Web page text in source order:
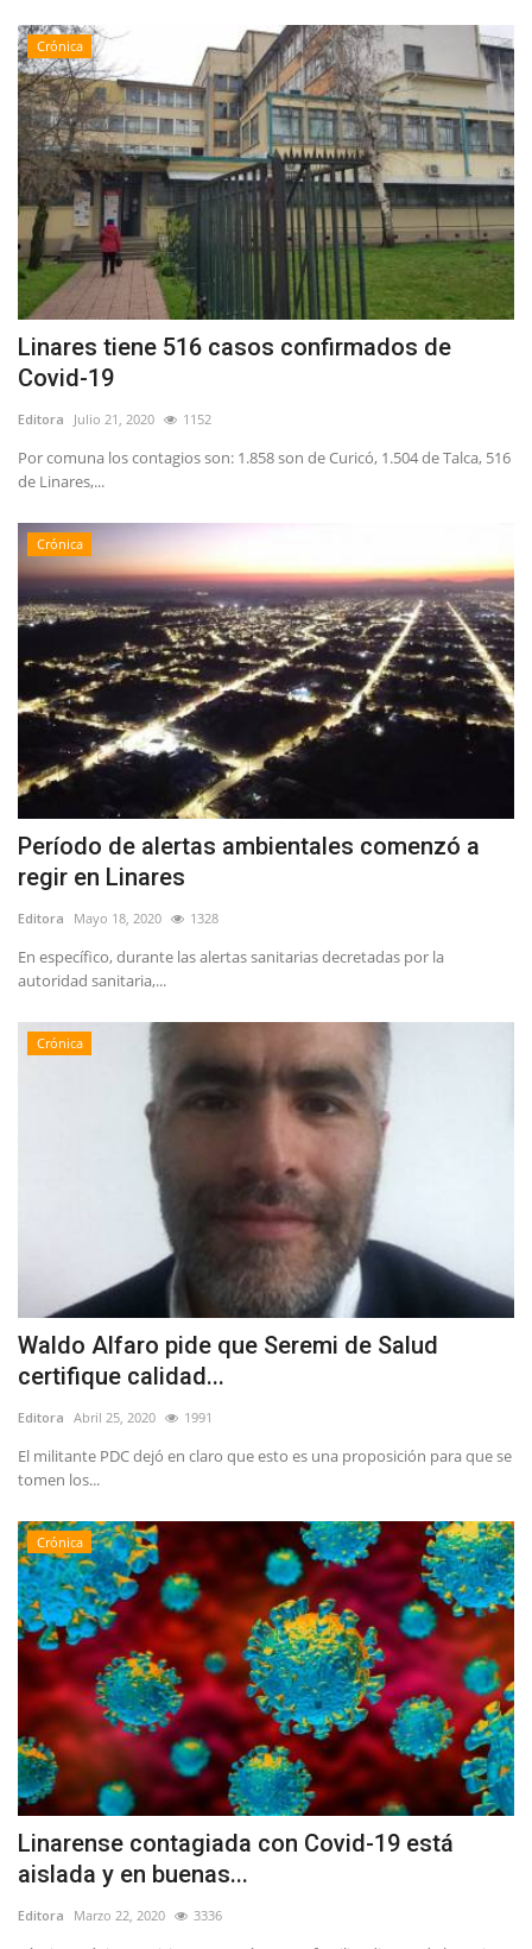
Crónica
Linares tiene 516 casos confirmados de
Covid-19
Editora Julio 21, 2020 1152
Por comuna los contagios son: 1.858 son de Curicó, 1.504 de Talca, 516
de Linares,...
Crónica
Período de alertas ambientales comenzó a
regir en Linares
Editora Mayo 18, 2020 1328
En específico, durante las alertas sanitarias decretadas por la
autoridad sanitaria,...
Crónica
Waldo Alfaro pide que Seremi de Salud
certifique calidad...
Editora Abril 25, 2020 1991
El militante PDC dejó en claro que esto es una proposición para que se
tomen los...
Crónica
Linarense contagiada con Covid-19 está
aislada y en buenas...
Editora Marzo 22, 2020 3336